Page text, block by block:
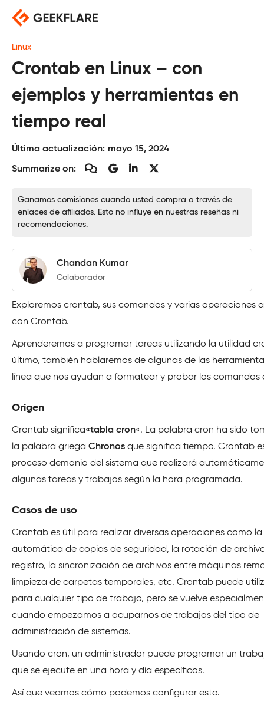
Saltar
contenido
Linux
Crontab en Linux – con
ejemplos y herramientas en
tiempo real
Última actualización: mayo 15, 2024
Summarize on:
Ganamos comisiones cuando usted compra a través de
enlaces de afiliados. Esto no influye en nuestras reseñas ni
recomendaciones.
Chandan Kumar
Colaborador
Exploremos crontab, sus comandos y varias operaciones
con Crontab.
Aprenderemos a programar tareas utilizando la utilidad
último, también hablaremos de algunas de las
línea que nos ayudan a formatear y probar los comandos
Origen
Crontab significa«tabla cron«. La palabra cron ha sido
la palabra griega Chronos que significa tiempo. Crontab
proceso demonio del sistema que realizará
algunas tareas y trabajos según la hora programada.
Casos de uso
Crontab es útil para realizar diversas operaciones como
automática de copias de seguridad, la rotación de
registro, la sincronización de archivos entre máquinas
limpieza de carpetas temporales, etc. Crontab puede
para cualquier tipo de trabajo, pero se vuelve
cuando empezamos a ocuparnos de trabajos del tipo de
administración de sistemas.
Usando cron, un administrador puede programar un
que se ejecute en una hora y día específicos.
Así que veamos cómo podemos configurar esto.